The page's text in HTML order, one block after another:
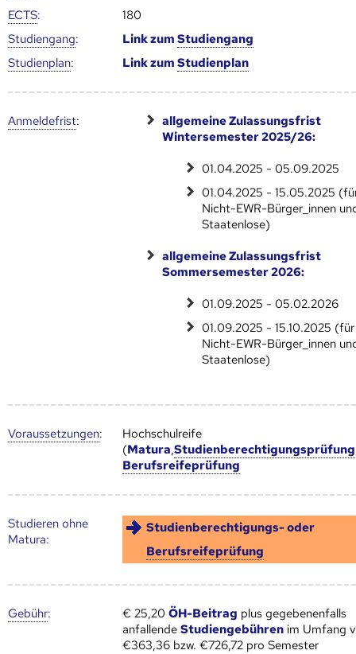
ECTS:
180
Studien­gang: Link zumStudien­gang
Studien­plan: Link zumStudien­plan
Anmelde­frist:
allgemeine Zulassungsfrist
Wintersemester 2025/26:
01.04.2025 - 05.09.2025
01.04.2025 - 15.05.2025
Nicht-EWR-Bürger_innen
Staatenlose)
allgemeine Zulassungsfrist
Sommersemester 2026:
01.09.2025 - 05.02.2026
01.09.2025 - 15.10.2025 (für
Nicht-EWR-Bürger_innen
Staatenlose)
Voraus­setzungen:
Hochschulreife
(Matura,Studienberechtigungsprüfung
Berufsreifeprüfung
Studieren ohne
Matura:
Studienberechtigungs- oder
Berufsreifeprüfung
Gebühr: € 25,20ÖH-Beitrag plus gegebenenfalls
anfallendeStudiengebühren im Umfang
€363,36 bzw. €726,72 pro Semester